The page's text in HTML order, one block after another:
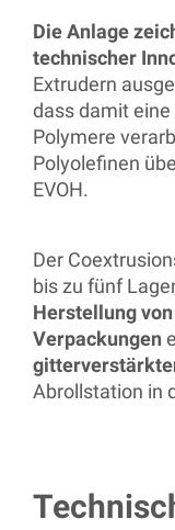
Die Anlage
technischer
Extrudern
dass damit
Polymere
Polyolefinen
EVOH.
Der
bis zu fünf
Herstellung
Verpackungen
Abrollstation in